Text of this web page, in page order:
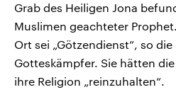
Grab des Heiligen Jona
Muslimen geachteter
Ort sei „Götzendienst”, so
Gotteskämpfer. Sie hätten
ihre Religion „reinzuhalten“.